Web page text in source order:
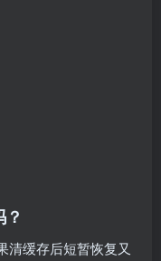
清缓存后短暂恢复又